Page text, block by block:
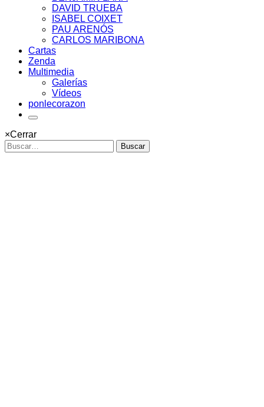
DAVID TRUEBA
ISABEL COIXET
PAU ARENÓS
CARLOS MARIBONA
Cartas
Zenda
Multimedia
Galerías
Vídeos
ponlecorazon
×Cerrar
Buscar